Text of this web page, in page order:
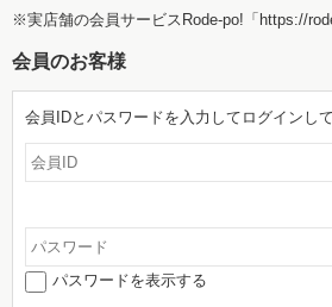
※実店舗の会員サービスRode-po! 「https://
会員のお客様
会員IDとパスワードを入力してログインして
パスワードを表示する